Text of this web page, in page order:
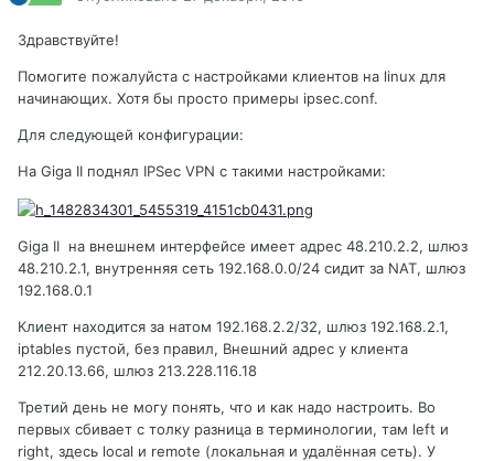
Здравствуйте!
Помогите пожалуйста с настройками клиентов на linux для
начинающих. Хотя бы просто примеры ipsec.conf.
Для следующей конфигурации:
На Giga II поднял IPSec VPN c такими настройками:
Giga II на внешнем интерфейсе имеет адрес 48.210.2.2, шлюз
48.210.2.1, внутренняя сеть 192.168.0.0/24 сидит за NAT, шлюз
192.168.0.1
Клиент находится за натом 192.168.2.2/32, шлюз 192.168.2.1,
iptables пустой, без правил, Внешний адрес у клиента
212.20.13.66, шлюз 213.228.116.18
Третий день не могу понять, что и как надо настроить. Во
первых сбивает с толку разница в терминологии, там left и
right, здесь local и remote (локальная и удалённая сеть). У